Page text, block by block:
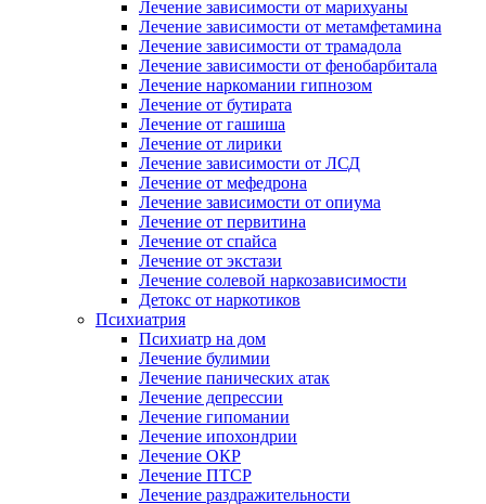
Лечение зависимости от марихуаны
Лечение зависимости от метамфетамина
Лечение зависимости от трамадола
Лечение зависимости от фенобарбитала
Лечение наркомании гипнозом
Лечение от бутирата
Лечение от гашиша
Лечение от лирики
Лечение зависимости от ЛСД
Лечение от мефедрона
Лечение зависимости от опиума
Лечение от первитина
Лечение от спайса
Лечение от экстази
Лечение солевой наркозависимости
Детокс от наркотиков
Психиатрия
Психиатр на дом
Лечение булимии
Лечение панических атак
Лечение депрессии
Лечение гипомании
Лечение ипохондрии
Лечение ОКР
Лечение ПТСР
Лечение раздражительности